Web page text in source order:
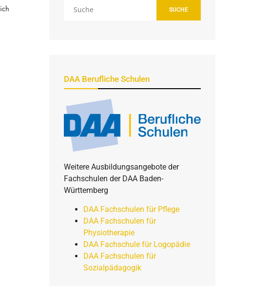
SUCHE
DAA Berufliche Schulen
Weitere Ausbildungsangebote der
Fachschulen der DAA Baden-
Württemberg
DAA Fachschulen für Pflege
DAA Fachschulen für
Physiotherapie
DAA Fachschule für Logopädie
DAA Fachschulen für
Sozialpädagogik